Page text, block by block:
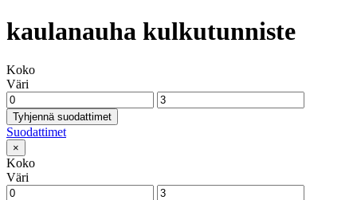
kaulanauha kulkutunniste
Koko
Väri
Tyhjennä suodattimet
Suodattimet
×
Koko
Väri